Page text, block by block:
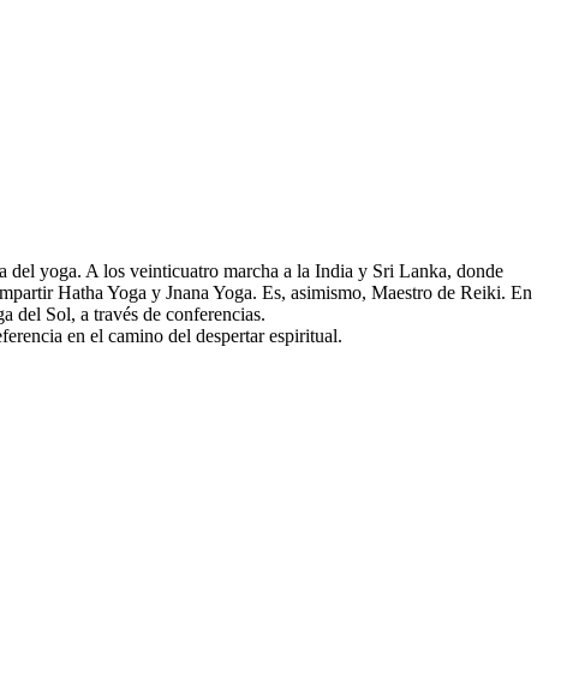
del yoga. A los veinticuatro marcha a la India y Sri Lanka, donde
Hatha Yoga y Jnana Yoga. Es, asimismo, Maestro de Reiki. En
del Sol, a través de conferencias.
en el camino del despertar espiritual.